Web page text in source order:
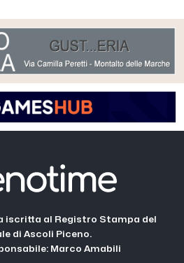
al Registro Stampa del
di Ascoli Piceno.
Marco Amabili